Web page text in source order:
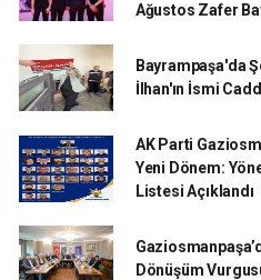
Ağustos Zafer
Bayrampaşa'da
İlhan'ın İsmi
AK Parti
Yeni Dönem:
Listesi Açıklandı
Dönüşüm